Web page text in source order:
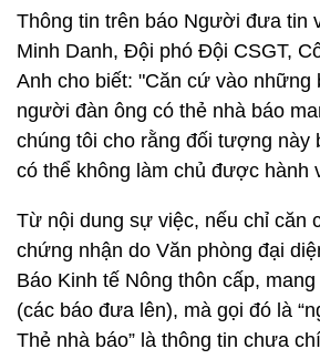
Thông tin trên báo Người đưa tin
Minh Danh, Đội phó Đội CSGT,
Anh cho biết: "Căn cứ vào những
người đàn ông có thẻ nhà báo
chúng tôi cho rằng đối tượng này
có thể không làm chủ được hành
Từ nội dung sự việc, nếu chỉ căn
chứng nhận do Văn phòng đại
Báo Kinh tế Nông thôn cấp,
(các báo đưa lên), mà gọi đó là
Thẻ nhà báo” là thông tin chưa